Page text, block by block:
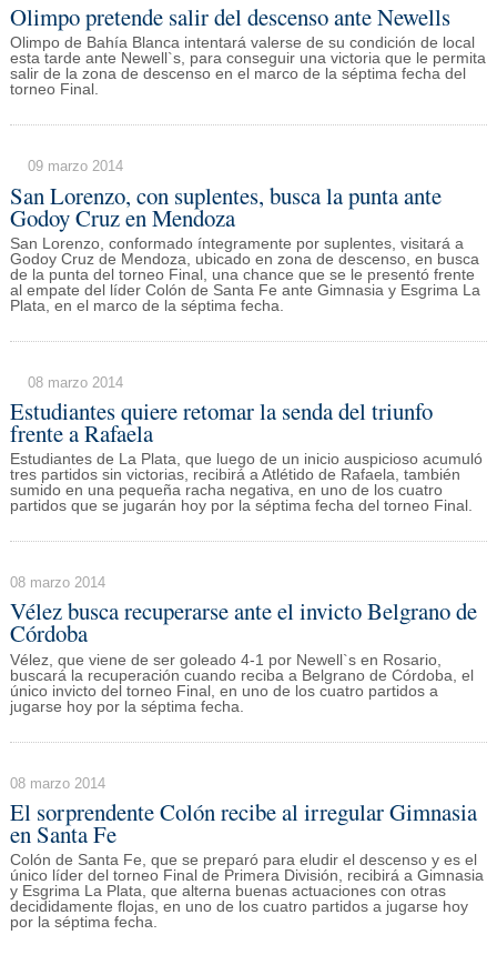
Olimpo pretende salir del descenso ante Newells
Olimpo de Bahía Blanca intentará valerse de su condición de local
esta tarde ante Newell`s, para conseguir una victoria que le permita
salir de la zona de descenso en el marco de la séptima fecha del
torneo Final.
09 marzo 2014
San Lorenzo, con suplentes, busca la punta ante
Godoy Cruz en Mendoza
San Lorenzo, conformado íntegramente por suplentes, visitará a
Godoy Cruz de Mendoza, ubicado en zona de descenso, en busca
de la punta del torneo Final, una chance que se le presentó frente
al empate del líder Colón de Santa Fe ante Gimnasia y Esgrima La
Plata, en el marco de la séptima fecha.
08 marzo 2014
Estudiantes quiere retomar la senda del triunfo
frente a Rafaela
Estudiantes de La Plata, que luego de un inicio auspicioso acumuló
tres partidos sin victorias, recibirá a Atlétido de Rafaela, también
sumido en una pequeña racha negativa, en uno de los cuatro
partidos que se jugarán hoy por la séptima fecha del torneo Final.
08 marzo 2014
Vélez busca recuperarse ante el invicto Belgrano de
Córdoba
Vélez, que viene de ser goleado 4-1 por Newell`s en Rosario,
buscará la recuperación cuando reciba a Belgrano de Córdoba, el
único invicto del torneo Final, en uno de los cuatro partidos a
jugarse hoy por la séptima fecha.
08 marzo 2014
El sorprendente Colón recibe al irregular Gimnasia
en Santa Fe
Colón de Santa Fe, que se preparó para eludir el descenso y es el
único líder del torneo Final de Primera División, recibirá a Gimnasia
y Esgrima La Plata, que alterna buenas actuaciones con otras
decididamente flojas, en uno de los cuatro partidos a jugarse hoy
por la séptima fecha.